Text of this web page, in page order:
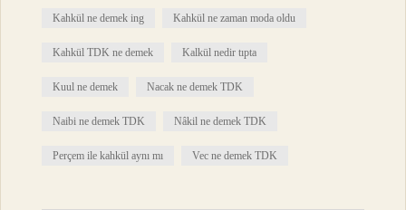
Kahkül ne demek ing Kahkül ne zaman moda oldu
Kahkül TDK ne demek Kalkül nedir tıpta
Kuul ne demek Nacak ne demek TDK
Naibi ne demek TDK Nâkil ne demek TDK
Perçem ile kahkül aynı mı Vec ne demek TDK